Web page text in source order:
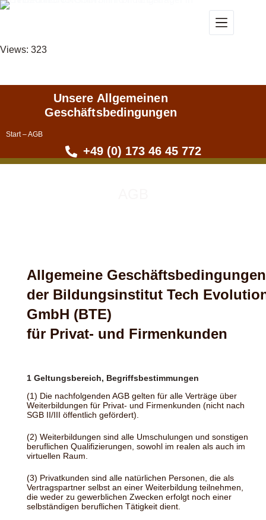
Views: 323
Unsere Allgemeinen
Geschäftsbedingungen
Start–AGB
+49 (0) 173 46 45 772
Allgemeine Geschäftsbedingungen
der Bildungsinstitut Tech
GmbH (BTE)
für Privat- und Firmenkunden
1 Geltungsbereich, Begriffsbestimmungen
(1) Die nachfolgenden AGB gelten für alle Verträge über
Weiterbildungen für Privat- und Firmenkunden (nicht nach
SGB II/III öffentlich gefördert).
(2) Weiterbildungen sind alle Umschulungen und sonstigen
beruflichen Qualifizierungen, sowohl im realen als auch im
virtuellen Raum.
(3) Privatkunden sind alle natürlichen Personen, die als
Vertragspartner selbst an einer Weiterbildung teilnehmen,
die weder zu gewerblichen Zwecken erfolgt noch einer
selbständigen beruflichen Tätigkeit dient.